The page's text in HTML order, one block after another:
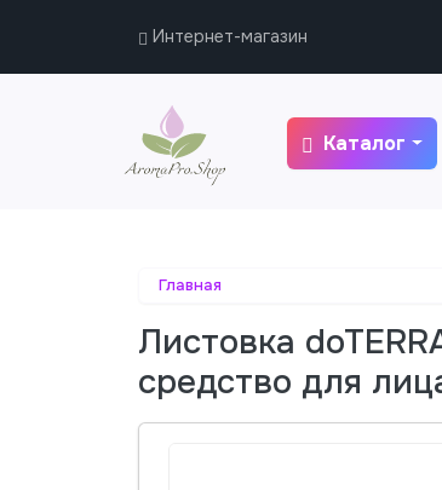
Интернет-магазин
Каталог
Главная
Листовка
средство для